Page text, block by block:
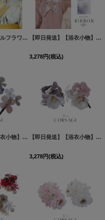
[YA-948-kj]
【浴衣小物】ダブルフラワーコサージュ【3カラー】[OF04] 【即日発送】【浴衣小物】チュールリボンコサージュ【4カラー】[OF04]
3,278円(税込)
[YA-935-wk-GY ]
【即日発送】【浴衣小物】クリアフラワーコサージュ【3カラー】[OF04] 【即日発送】【浴衣小物】パール付き3連フラワーコサージュ【2カラー】[OF04]
3,278円(税込)